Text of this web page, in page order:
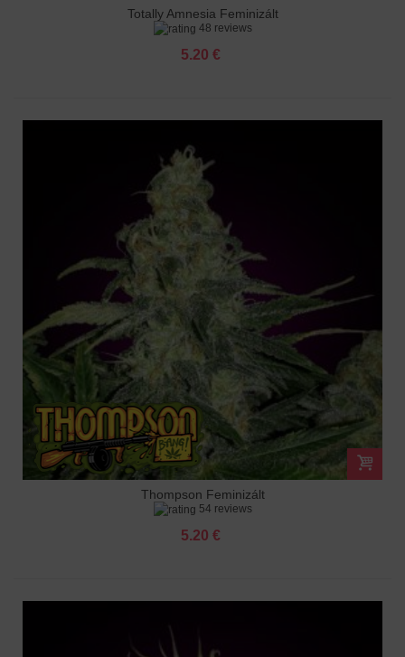
Totally Amnesia Feminizált
48 reviews
5.20 €
Thompson Feminizált
54 reviews
5.20 €